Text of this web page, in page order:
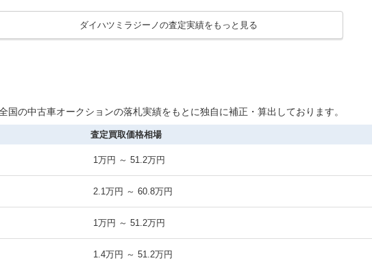
ダイハツミラジーノの査定実績をもっと見る
の中古車オークションの落札実績をもとに独自に補正・算出しております。
査定買取価格相場
1万円 ～ 51.2万円
2.1万円 ～ 60.8万円
1万円 ～ 51.2万円
1.4万円 ～ 51.2万円